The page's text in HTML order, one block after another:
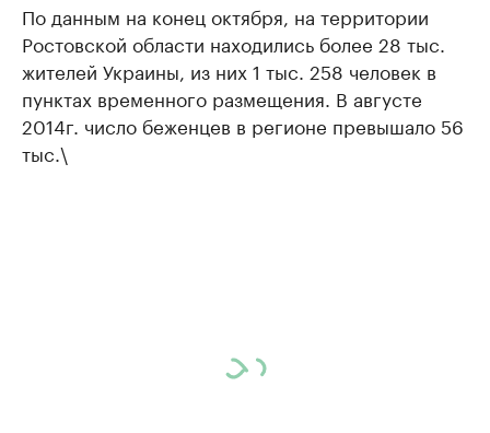
По данным на конец октября, на территории
Ростовской области находились более 28 тыс.
жителей Украины, из них 1 тыс. 258 человек в
пунктах временного размещения. В августе
2014г. число беженцев в регионе превышало 56
тыс.\